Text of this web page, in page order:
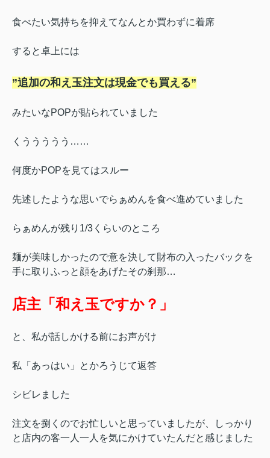
食べたい気持ちを抑えてなんとか買わずに着席
すると卓上には
”追加の和え玉注文は現金でも買える”
みたいなPOPが貼られていました
くううううう……
何度かPOPを見てはスルー
先述したような思いでらぁめんを食べ進めていました
らぁめんが残り1/3くらいのところ
麺が美味しかったので意を決して財布の入ったバックを
手に取り ふっと顔をあげたその刹那…
店主「和え玉ですか？」
と、私が話しかける前にお声がけ
私「あっはい」とかろうじて返答
シビレました
注文を捌くのでお忙しいと思っていましたが、しっかり
と店内の客一人一人を気にかけていたんだと感じました